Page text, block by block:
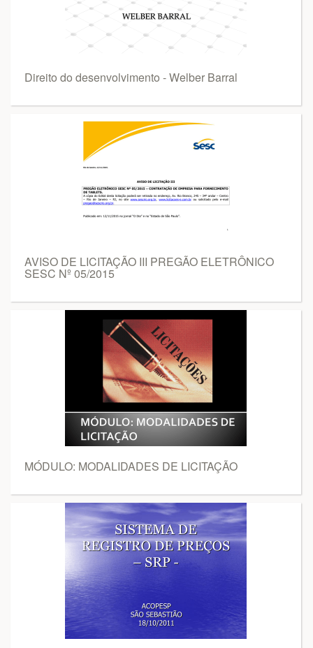
Direito do desenvolvimento - Welber Barral
AVISO DE LICITAÇÃO III PREGÃO ELETRÔNICO
SESC Nº 05/2015
MÓDULO: MODALIDADES DE LICITAÇÃO